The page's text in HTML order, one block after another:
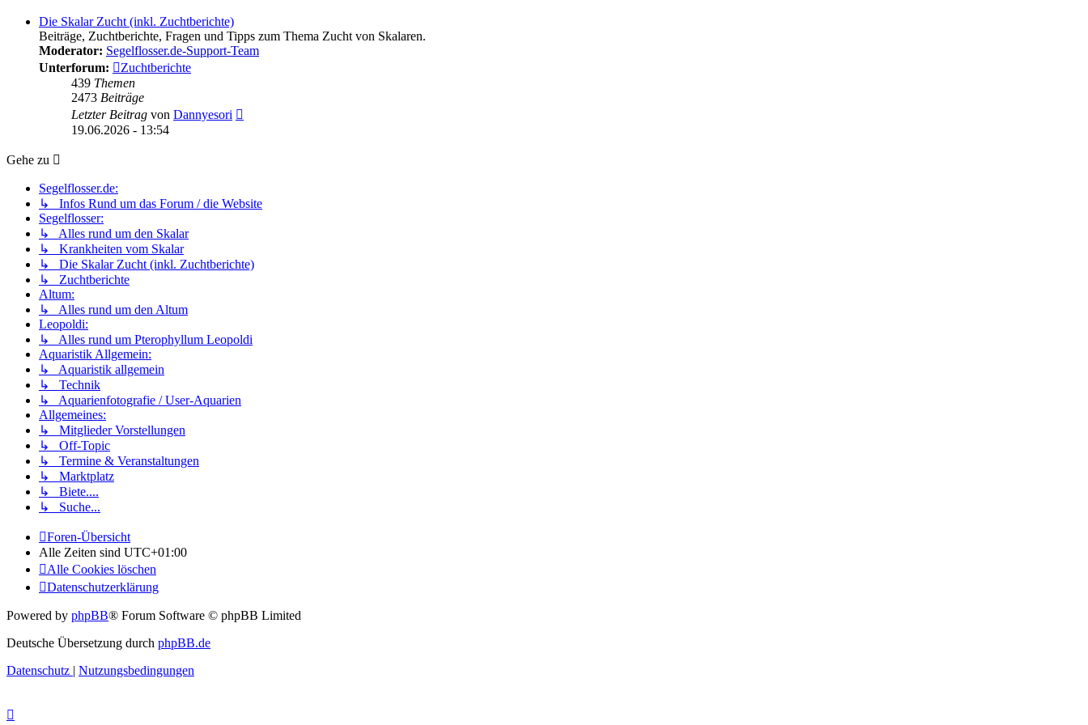
Die Skalar Zucht (inkl. Zuchtberichte)
Beiträge, Zuchtberichte, Fragen und Tipps zum Thema Zucht von Skalaren.
Moderator: Segelflosser.de-Support-Team
Unterforum:
Zuchtberichte
439 Themen
2473 Beiträge
Letzter Beitrag von Dannyesori
19.06.2026 - 13:54
Gehe zu
Segelflosser.de:
↳ Infos Rund um das Forum / die Website
Segelflosser:
↳ Alles rund um den Skalar
↳ Krankheiten vom Skalar
↳ Die Skalar Zucht (inkl. Zuchtberichte)
↳ Zuchtberichte
Altum:
↳ Alles rund um den Altum
Leopoldi:
↳ Alles rund um Pterophyllum Leopoldi
Aquaristik Allgemein:
↳ Aquaristik allgemein
↳ Technik
↳ Aquarienfotografie / User-Aquarien
Allgemeines:
↳ Mitglieder Vorstellungen
↳ Off-Topic
↳ Termine & Veranstaltungen
↳ Marktplatz
↳ Biete....
↳ Suche...
Foren-Übersicht
Alle Zeiten sind UTC+01:00
Alle Cookies löschen
Datenschutzerklärung
Powered by phpBB® Forum Software © phpBB Limited
Deutsche Übersetzung durch phpBB.de
Datenschutz | Nutzungsbedingungen